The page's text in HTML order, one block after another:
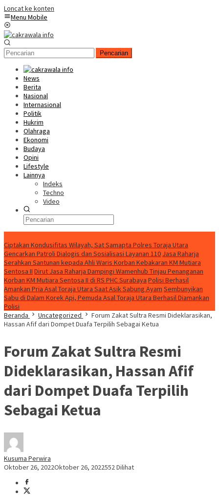
Loncat ke konten
Menu Mobile
Pencarian
News
Berita
Nasional
Internasional
Politik
Hukrim
Olahraga
Ekonomi
Budaya
Opini
Lifestyle
Lainnya
Indeks
Techno
Video
Ciptakan Kondusifitas Wilayah, Sat Samapta Polres Toraja Utara
Gencarkan Patroli Dialogis dan Sosialisasi Layanan 110 Jasa Raharja
Serahkan Santunan kepada Ahli Waris Korban Kebakaran KM Mutiara
Sentosa II Dirut Jasa Raharja Dampingi Wamenhub Tinjau Penanganan
Korban KM Mutiara Sentosa II di RS PHC Surabaya Polisi Berhasil
Amankan Pria Asal Toraja Utara Saat Asik Sabung Ayam Sembunyikan
Sabu di Dalam Korek Api, Pemuda Asal Toraja Utara Berhasil Diamankan
Polisi
Beranda
Uncategorized
Forum Zakat Sultra Resmi Dideklarasikan,
Hassan Afif dari Dompet Duafa Terpilih Sebagai Ketua
Forum Zakat Sultra Resmi
Dideklarasikan, Hassan Afif
dari Dompet Duafa Terpilih
Sebagai Ketua
Kusuma Perwira
Oktober 26, 2022Oktober 26, 2022552 Dilihat